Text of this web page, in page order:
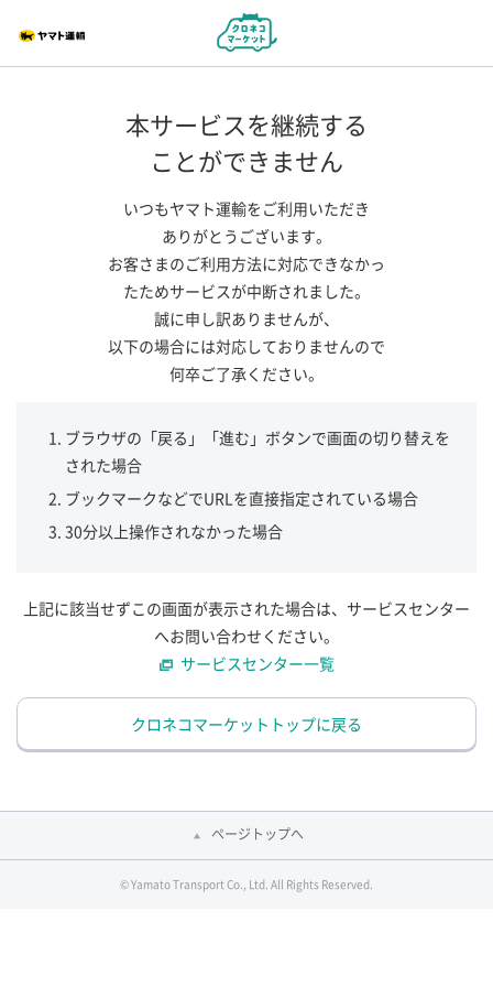
本サービスを継続する
ことができません
いつもヤマト運輸をご利用いただき
ありがとうございます。
お客さまのご利用方法に対応できなかっ
たためサービスが中断されました。
誠に申し訳ありませんが、
以下の場合には対応しておりませんので
何卒ご了承ください。
ブラウザの「戻る」「進む」ボタンで画面の切り替えを
された場合
ブックマークなどでURLを直接指定されている場合
30分以上操作されなかった場合
上記に該当せずこの画面が表示された場合は、サービスセンター
へお問い合わせください。
サービスセンター一覧
クロネコマーケットトップに戻る
ページトップへ
© Yamato Transport Co., Ltd. All Rights Reserved.